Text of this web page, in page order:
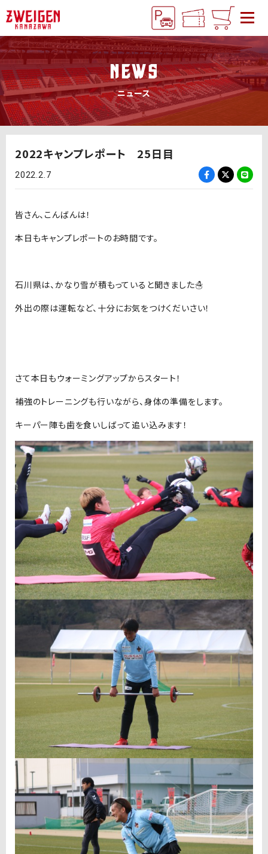
NEWS
ニュース
2022キャンプレポート 25日目
2022.2.7
皆さん、こんばんは！
本日もキャンプレポートのお時間です。
石川県は、かなり雪が積もっていると聞きました☃️
外出の際は運転など、十分にお気をつけくだいさい！
さて本日もウォーミングアップからスタート！
補強のトレーニングも行いながら、身体の準備をします。
キーパー陣も歯を食いしばって追い込みます！